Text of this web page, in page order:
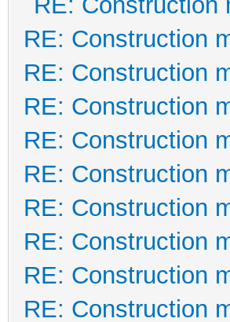
RE: Construction
RE: Construction
RE: Construction
RE: Construction
RE: Construction
RE: Construction
RE: Construction
RE: Construction
RE: Construction